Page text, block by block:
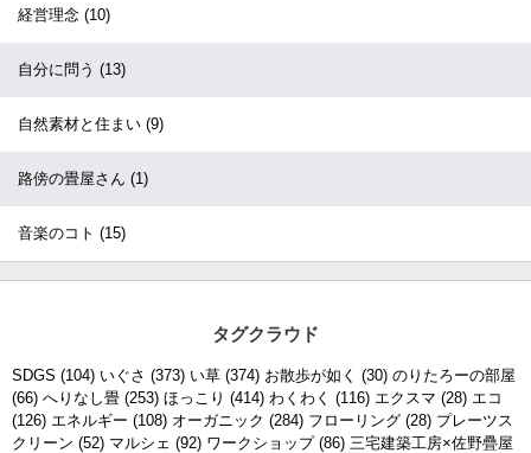
経営理念 (10)
自分に問う (13)
自然素材と住まい (9)
路傍の畳屋さん (1)
音楽のコト (15)
タグクラウド
SDGS (104) いぐさ (373) い草 (374) お散歩が如く (30) のりたろーの部屋
(66) へりなし畳 (253) ほっこり (414) わくわく (116) エクスマ (28) エコ
(126) エネルギー (108) オーガニック (284) フローリング (28) プレーツス
クリーン (52) マルシェ (92) ワークショップ(86) 三宅建築工房×佐野疊屋